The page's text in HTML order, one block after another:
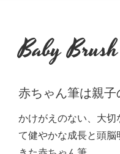
Baby Brush
赤ちゃん筆は親子
かけがえのない、大切
て健やかな成長と頭